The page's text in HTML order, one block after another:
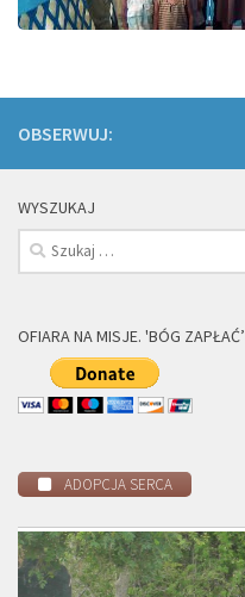
OBSERWUJ:
WYSZUKAJ
Szukaj:
OFIARA NA MISJE. 'BÓG ZAPŁAĆ’
ADOPCJA SERCA